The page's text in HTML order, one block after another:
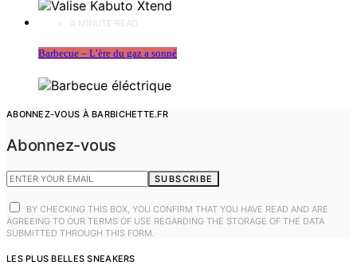
4 MINUTE READ
Barbecue – L’ère du gaz a sonné
ABONNEZ-VOUS À BARBICHETTE.FR
Abonnez-vous
SUBSCRIBE
BY CHECKING THIS BOX, YOU CONFIRM THAT YOU HAVE READ AND ARE
AGREEING TO OUR TERMS OF USE REGARDING THE STORAGE OF THE DATA
SUBMITTED THROUGH THIS FORM.
LES PLUS BELLES SNEAKERS